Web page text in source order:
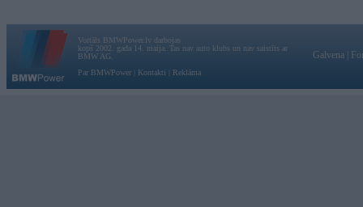
Vortāls BMWPower.lv darbojas
kopš 2002. gada 14. maija. Tas nav auto klubs un nav saistīts ar
BMW AG.
Par BMWPower
Kontakti Reklāma
Galvena